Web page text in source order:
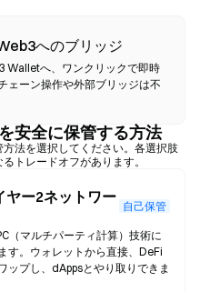
へのブリッジ
Walletへ、ワンクリックで即時
ェーン操作や外部ブリッジは不
安全に保管する方法
法を選択してください。各選択肢
トレードオフがあります。
ー2ネットワー 自己保管
（マルチパーティ計算）技術に
す。ウォレットから直接、DeFi
ップし、dAppsとやり取りできま